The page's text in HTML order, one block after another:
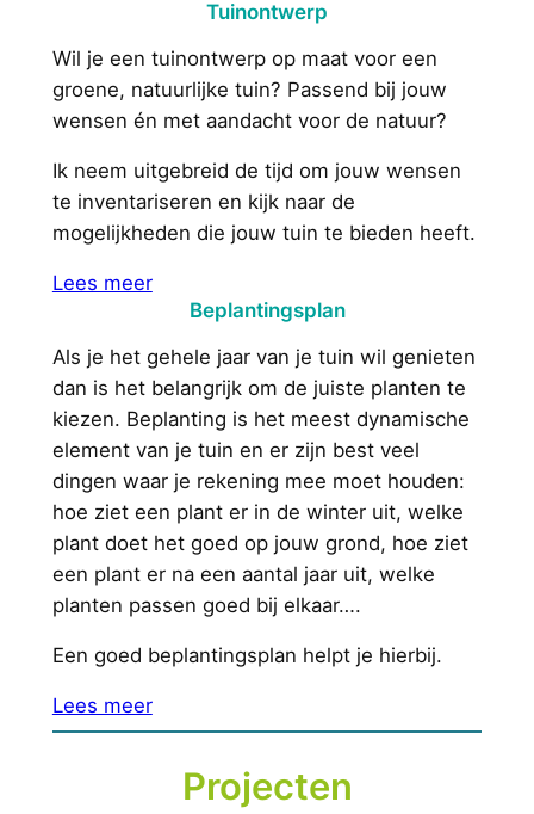
Tuinontwerp
Wil je een tuinontwerp op maat voor een
groene, natuurlijke tuin? Passend bij jouw
wensen én met aandacht voor de natuur?
Ik neem uitgebreid de tijd om jouw wensen
te inventariseren en kijk naar de
mogelijkheden die jouw tuin te bieden heeft.
Lees meer
Beplantingsplan
Als je het gehele jaar van je tuin wil genieten
dan is het belangrijk om de juiste planten te
kiezen. Beplanting is het meest dynamische
element van je tuin en er zijn best veel
dingen waar je rekening mee moet houden:
hoe ziet een plant er in de winter uit, welke
plant doet het goed op jouw grond, hoe ziet
een plant er na een aantal jaar uit, welke
planten passen goed bij elkaar….
Een goed beplantingsplan helpt je hierbij.
Lees meer
Projecten